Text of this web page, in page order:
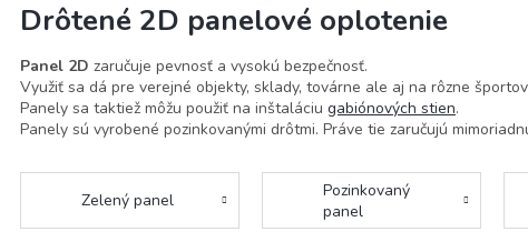
Drôtené 2D panelové oplotenie
Panel 2D zaručuje pevnosť a vysokú bezpečnosť.
Využiť sa dá pre verejné objekty, sklady, továrne ale aj na rôzne
Panely sa taktiež môžu použiť na inštaláciu gabiónových stien.
Panely sú vyrobené pozinkovanými drôtmi. Práve tie zaručujú
Zelený panel
Pozinkovaný
panel